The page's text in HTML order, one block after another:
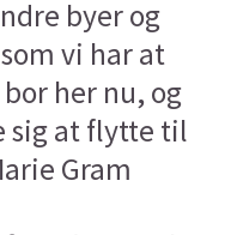
byer og
vi har at
her nu, og
sig at flytte til
Gram